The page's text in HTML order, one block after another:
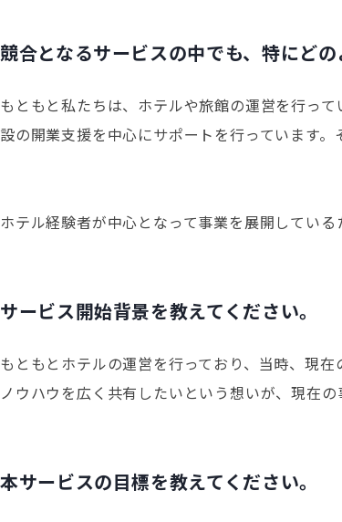
競合となるサービスの中でも、特にど
もともと私たちは、ホテルや旅館の運営を行っ
設の開業支援を中心にサポートを行っています
ホテル経験者が中心となって事業を展開してい
サービス開始背景を教えてください。
もともとホテルの運営を行っており、当時、現
ノウハウを広く共有したいという想いが、現在
本サービスの目標を教えてください。